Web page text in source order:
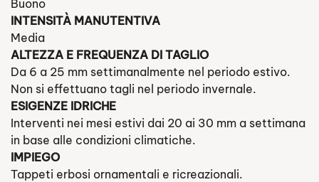
Buono
INTENSITÀ MANUTENTIVA
Media
ALTEZZA E FREQUENZA DI TAGLIO
Da 6 a 25 mm settimanalmente nel periodo estivo.
Non si effettuano tagli nel periodo invernale.
ESIGENZE IDRICHE
Interventi nei mesi estivi dai 20 ai 30 mm a settimana
in base alle condizioni climatiche.
IMPIEGO
Tappeti erbosi ornamentali e ricreazionali.